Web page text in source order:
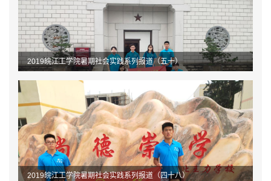
2019皖江工学院暑期社会实践系列报道（五十）
2019皖江工学院暑期社会实践系列报道（四十八）